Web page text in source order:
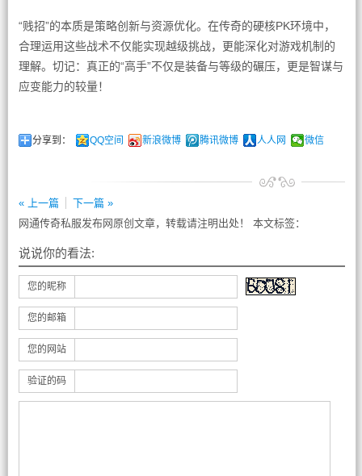
“贱招”的本质是策略创新与资源优化。在传奇的硬核PK环境中，
合理运用这些战术不仅能实现越级挑战，更能深化对游戏机制的
理解。切记：真正的“高手”不仅是装备与等级的碾压，更是智谋与
应变能力的较量！
分享到： QQ空间 新浪微博 腾讯微博 人人网 微信
« 上一篇
下一篇 »
网通传奇私服发布网原创文章，转载请注明出处！ 本文标签：
说说你的看法:
您的昵称
您的邮箱
您的网站
验证的码